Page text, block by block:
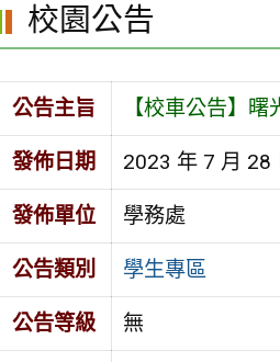
校園公告
公告主旨 【校車公告】
發佈日期 2023 年 7 月 28
發佈單位 學務處
公告類別 學生專區
公告等級 無